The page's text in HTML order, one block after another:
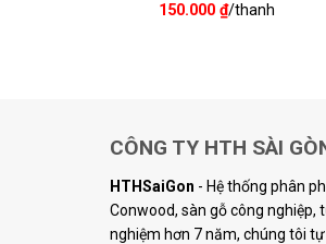
150.000 ₫/thanh
CÔNG TY HTH SÀI
HTHSaiGon - Hệ thống phân
Conwood, sàn gỗ công nghiệp,
nghiệm hơn 7 năm, chúng tôi